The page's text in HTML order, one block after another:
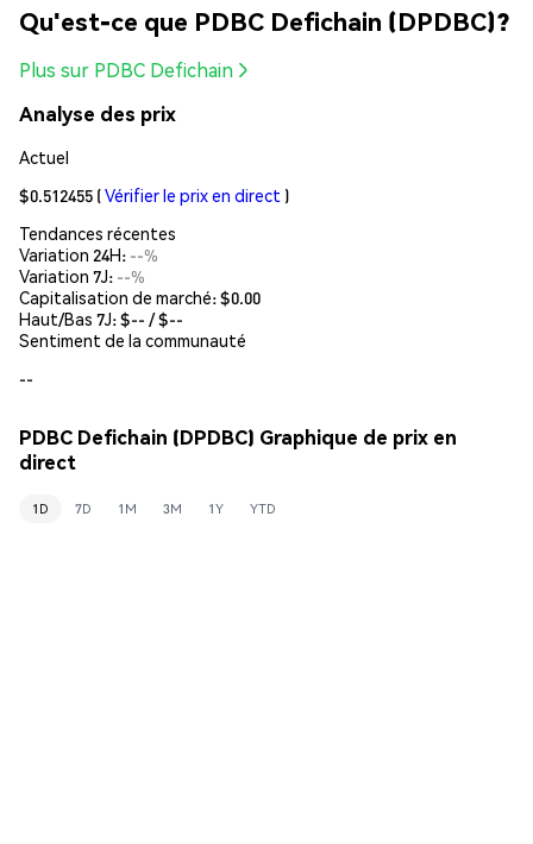
Qu'est-ce que PDBC Defichain (DPDBC)?
Plus sur PDBC Defichain
Analyse des prix
Actuel
$0.512455 (Vérifier le prix en direct )
Tendances récentes
Variation 24H: --%
Variation 7J: --%
Capitalisation de marché:$0.00
Haut/Bas 7J: $-- / $--
Sentiment de la communauté
--
PDBC Defichain (DPDBC) Graphique de prix en
direct
1D 7D 1M 3M 1Y YTD